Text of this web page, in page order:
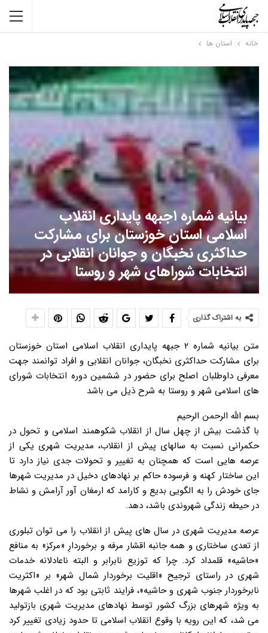
خانه استان ها
بیانیه شماره ۱جبهه پایداری انقلاب
اسلامی استان خوزستان برای مشارکت
حداکثری نخبگان و جوانان انقلابی در
انتخابات شوراهای شهر و روستا
به اشتراک گذاری
متن بیانیه شماره ۲ جبهه پایداری انقلاب اسلامی استان خوزستان
برای مشارکت حداکثری نخبگان، جوانان انقلابی و افراد توانمند جهت
معرفی داوطلبان اصلح برای حضور در ششمین دوره انتخابات شورای
های اسلامی شهر و روستا به شرح ذیل می باشد
بسم الله الرحمن الرحیم
با گذشت بیش از چهل سال از انقلاب شکوهمند اسلامی و تحول در
حکمرانی نسبت به سالهای پیش از انقلاب، مدیریت شهری یکی از
عرصه هایی است که همچنان به تغییر و تحولات جدی نیاز دارد تا
این ساختار کهنه و فرسوده حاکم بر نهادهای دخیل در مدیریت شهرها
جای خودش را به الگویی بدیع و کارامد که ارمغان آور آرامش و نشاط
در حیطه زندگی شهروندی باشد، دهد.
عرصه مدیریت شهری در سال های پیش از انقلاب را می توان تبلوری
از تعدی ساختاری و همه جانبه اقشار مرفه و برخوردارِ «مرکز» به منافع
«حاشیه» قلمداد کرد. چرا که توزیع نابرابر و البته ناعادلانه خدمات
شهری در راستای ترجیح «اقلیت برخوردار شمال شهر» بر «اکثریت
نابرخوردار جنوب شهری و حاشیه»، فرایند ثابتی بود که در اغلب شهرها
به ویژه شهرهای بزرگ کشور توسط نهادهای مدیریت شهری بازتولید
می شد، که این رویه با وقوع انقلاب اسلامی تا حدود زیادی تغییر کرد